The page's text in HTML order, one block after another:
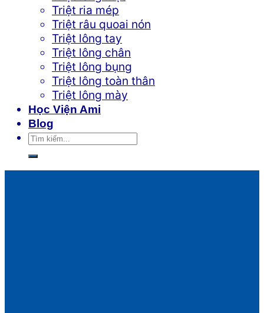
Triệt ria mép
Triệt râu quoai nón
Triệt lông tay
Triệt lông chân
Triệt lông bụng
Triệt lông toàn thân
Triệt lông mày
Học Viện Ami
Blog